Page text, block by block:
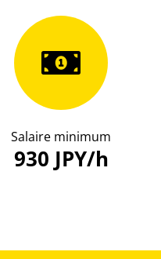
930 JPY/h
Salaire minimum